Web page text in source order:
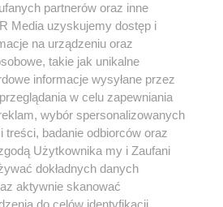
w serwisie nie może być powielany i
rozpowszechniany w jakikolwiek sposób (w
mechaniczny) na jakimkolwiek polu
formie, włącznie z umieszczaniem w
właściciela praw. Jakiekolwiek użycie lub
lub w części z naruszeniem prawa,
zabronione pod groźbą kary i może być
partnerów oraz inne
Media uzyskujemy dostęp i
na urządzeniu oraz
takie jak unikalne
informacje wysyłane przez
w celu zapewniania
wybór spersonalizowanych
treści, badanie odbiorców oraz
Użytkownika my i Zaufani
dokładnych danych
aktywnie skanować
do celów identyfikacji.